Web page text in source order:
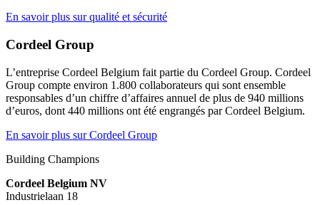
En savoir plus sur qualité et sécurité
Cordeel Group
L’entreprise Cordeel Belgium fait partie du Cordeel Group. Cordeel
Group compte environ 1.800 collaborateurs qui sont ensemble
responsables d’un chiffre d’affaires annuel de plus de 940 millions
d’euros, dont 440 millions ont été engrangés par Cordeel Belgium.
En savoir plus surCordeel Group
Building Champions
Cordeel Belgium NV
Industrielaan 18